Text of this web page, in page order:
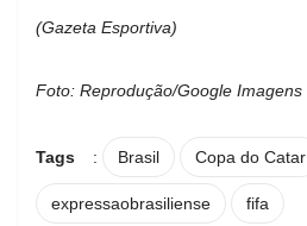
(Gazeta Esportiva)
Foto: Reprodução/Google Imagens
Tags : Brasil Copa do Catar
expressaobrasiliense fifa